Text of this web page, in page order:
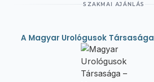
SZAKMAI AJÁNLÁS
A Magyar Urológusok Társasága